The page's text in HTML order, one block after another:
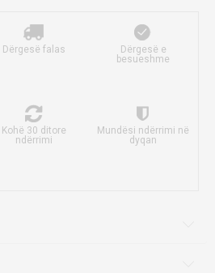
Dërgesë falas
Dërgesë e
besueshme
Kohë 30 ditore
ndërrimi
Mundësi ndërrimi në
dyqan